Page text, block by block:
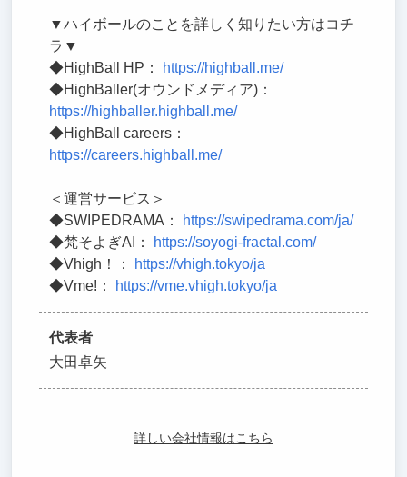
▼ハイボールのことを詳しく知りたい方はコチ
ラ▼
◆HighBall HP：
https://highball.me/
◆HighBaller(オウンドメディア)：
https://highballer.highball.me/
◆HighBall careers：
https://careers.highball.me/
＜運営サービス＞
◆SWIPEDRAMA：
https://swipedrama.com/ja/
◆梵そよぎAI：
https://soyogi-fractal.com/
◆Vhigh！：
https://vhigh.tokyo/ja
◆Vme!：
https://vme.vhigh.tokyo/ja
代表者
大田卓矢
詳しい会社情報はこちら